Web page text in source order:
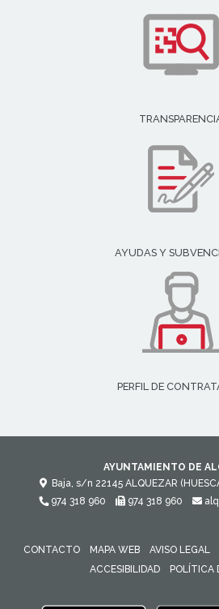
AYUDAS Y
PERFIL DE
AYUNTAMIENTO DE
Baja, s/n 22145 ALQUEZAR
974 318 960
974 318 960
CONTACTO MAPA WEB AVISO LEGAL
ACCESIBILIDAD
POLÍTICA